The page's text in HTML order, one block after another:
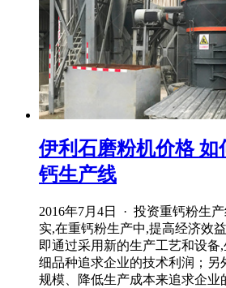
伊利石磨粉机价格 如
钙生产线
2016年7月4日 · 投资重钙粉生
实,在重钙粉生产中,提高经济效
即通过采用新的生产工艺和设备
细品种追求企业的技术利润；另
规模、降低生产成本来追求企业